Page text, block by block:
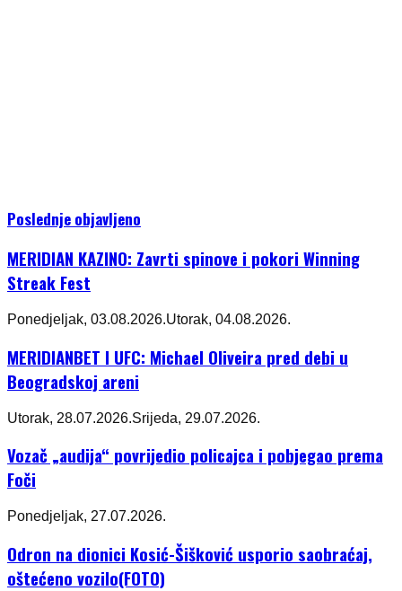
Poslednje objavljeno
MERIDIAN KAZINO: Zavrti spinove i pokori Winning
Streak Fest
Ponedjeljak, 03.08.2026.Utorak, 04.08.2026.
MERIDIANBET I UFC: Michael Oliveira pred debi u
Beogradskoj areni
Utorak, 28.07.2026.Srijeda, 29.07.2026.
Vozač „audija“ povrijedio policajca i pobjegao prema
Foči
Ponedjeljak, 27.07.2026.
Odron na dionici Kosić-Šišković usporio saobraćaj,
oštećeno vozilo(FOTO)